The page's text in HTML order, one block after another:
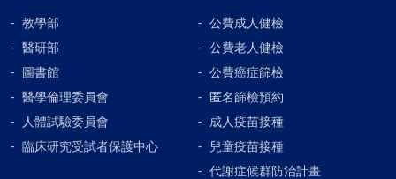
教學部
醫研部
圖書館
醫學倫理委員會
人體試驗委員會
臨床研究受試者保護中心
公費成人健檢
公費老人健檢
公費癌症篩檢
匿名篩檢預約
成人疫苗接種
兒童疫苗接種
代謝症候群防治計畫